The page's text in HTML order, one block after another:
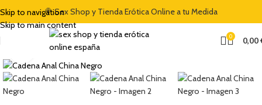
Skip to navigation
Skip to main content
🍭 Sex Shop y Tienda Erótica Online a tu Medida
0 0,00
Clic para ampliar